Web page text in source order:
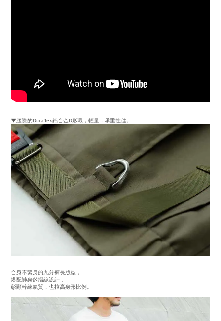
▼腰際的Duraflex鋁合金D形環，輕量，承重性佳。
合身不緊身的九分褲長版型，
搭配褲身的摺線設計，
彰顯幹練氣質，也拉高身形比例。